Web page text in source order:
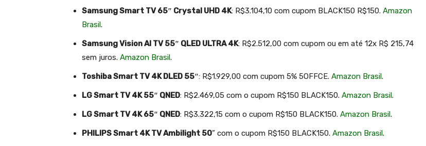
Samsung Smart TV 65″ Crystal UHD 4K: R$3.104,10 com cupom BLACK150 R$150. Amazon
Brasil.
Samsung Vision AI TV 55″ QLED ULTRA 4K: R$2.512,00 com cupom ou em até 12x R$ 215,74
sem juros. Amazon Brasil.
Toshiba Smart TV 4K DLED 55″: R$1.929,00 com cupom 5% 5OFFCE. Amazon Brasil.
LG Smart TV 4K 55″ QNED: R$2.469,05 com o cupom R$150 BLACK150. Amazon Brasil.
LG Smart TV 4K 65″ QNED: R$3.322,15 com o cupom R$150 BLACK150. Amazon Brasil.
PHILIPS Smart 4K TV Ambilight 50” com o cupom R$150 BLACK150. Amazon Brasil.